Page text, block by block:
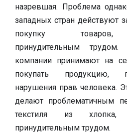
назревшая. Проблема
западных стран действуют
покупку товаров,
принудительным
компании принимают на
покупать продукцию,
нарушения прав человека.
делают проблематичным
текстиля из хлопка,
принудительным трудом.